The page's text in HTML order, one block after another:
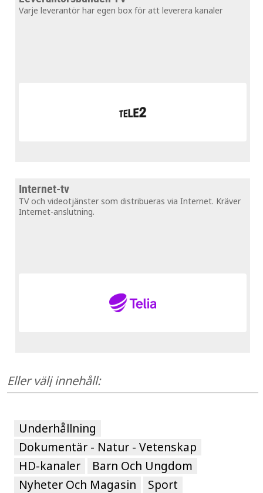
Varje leverantör har egen box för att leverera kanaler
Internet-tv
TV och videotjänster som distribueras via Internet. Kräver
Internet-anslutning.
Eller välj innehåll:
Underhållning
Dokumentär - Natur - Vetenskap
HD-kanaler
Barn Och Ungdom
Nyheter Och Magasin
Sport